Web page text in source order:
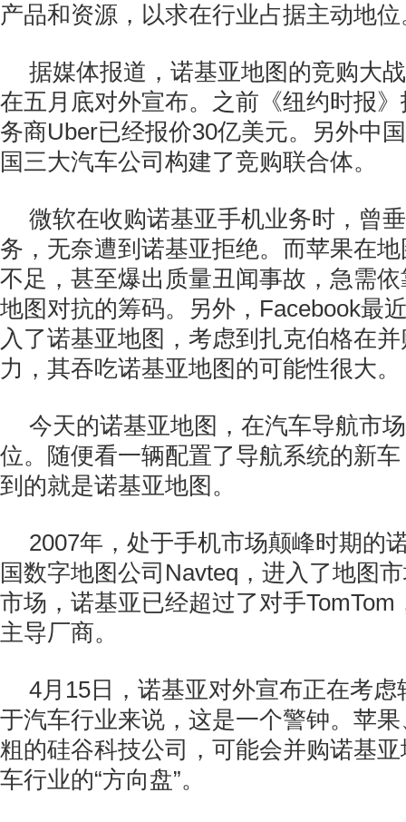
产品和资源，以求在行业占据主动地位
据媒体报道，诺基亚地图的竞购大
在五月底对外宣布。之前《纽约时报
务商Uber已经报价30亿美元。另外中
国三大汽车公司构建了竞购联合体。
微软在收购诺基亚手机业务时，曾
务，无奈遭到诺基亚拒绝。而苹果在
不足，甚至爆出质量丑闻事故，急需
地图对抗的筹码。另外，Facebook最
入了诺基亚地图，考虑到扎克伯格在
力，其吞吃诺基亚地图的可能性很大。
今天的诺基亚地图，在汽车导航市
位。随便看一辆配置了导航系统的新
到的就是诺基亚地图。
2007年，处于手机市场颠峰时期的
国数字地图公司Navteq，进入了地图
市场，诺基亚已经超过了对手
主导厂商。
4月15日，诺基亚对外宣布正在考
于汽车行业来说，这是一个警钟。苹
粗的硅谷科技公司，可能会并购诺基
车行业的“方向盘”。